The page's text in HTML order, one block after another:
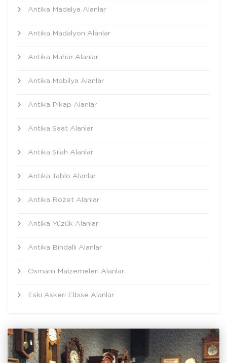
Antika Madalya Alanlar
Antika Madalyon Alanlar
Antika Mühür Alanlar
Antika Mobilya Alanlar
Antika Pikap Alanlar
Antika Saat Alanlar
Antika Silah Alanlar
Antika Tablo Alanlar
Antika Rozet Alanlar
Antika Yüzük Alanlar
Antika Bindallı Alanlar
Osmanlı Malzemeleri Alanlar
Eski Askeri Elbise Alanlar